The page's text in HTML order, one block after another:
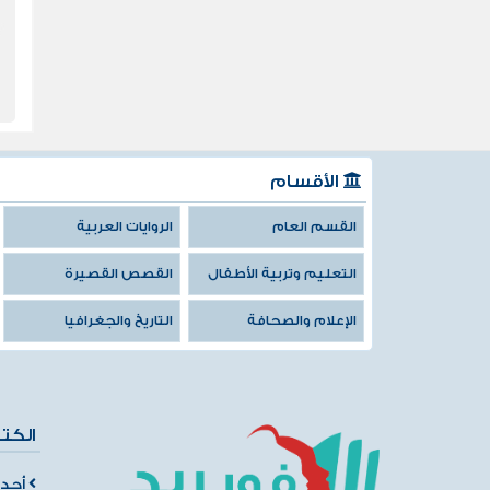
الأقسام
القسم العام الروايات العربية
التعليم وتربية الأطفال القصص القصيرة
الإعلام والصحافة التاريخ والجغرافيا